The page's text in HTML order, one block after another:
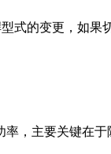
式的变更，如果
，主要关键在